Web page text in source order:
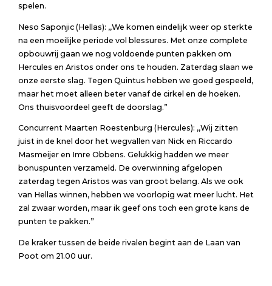
spelen.
Neso Saponjic (Hellas): ,,We komen eindelijk weer op sterkte
na een moeilijke periode vol blessures. Met onze complete
opbouwrij gaan we nog voldoende punten pakken om
Hercules en Aristos onder ons te houden. Zaterdag slaan we
onze eerste slag. Tegen Quintus hebben we goed gespeeld,
maar het moet alleen beter vanaf de cirkel en de hoeken.
Ons thuisvoordeel geeft de doorslag.”
Concurrent Maarten Roestenburg (Hercules): ,,Wij zitten
juist in de knel door het wegvallen van Nick en Riccardo
Masmeijer en Imre Obbens. Gelukkig hadden we meer
bonuspunten verzameld. De overwinning afgelopen
zaterdag tegen Aristos was van groot belang. Als we ook
van Hellas winnen, hebben we voorlopig wat meer lucht. Het
zal zwaar worden, maar ik geef ons toch een grote kans de
punten te pakken.”
De kraker tussen de beide rivalen begint aan de Laan van
Poot om 21.00 uur.